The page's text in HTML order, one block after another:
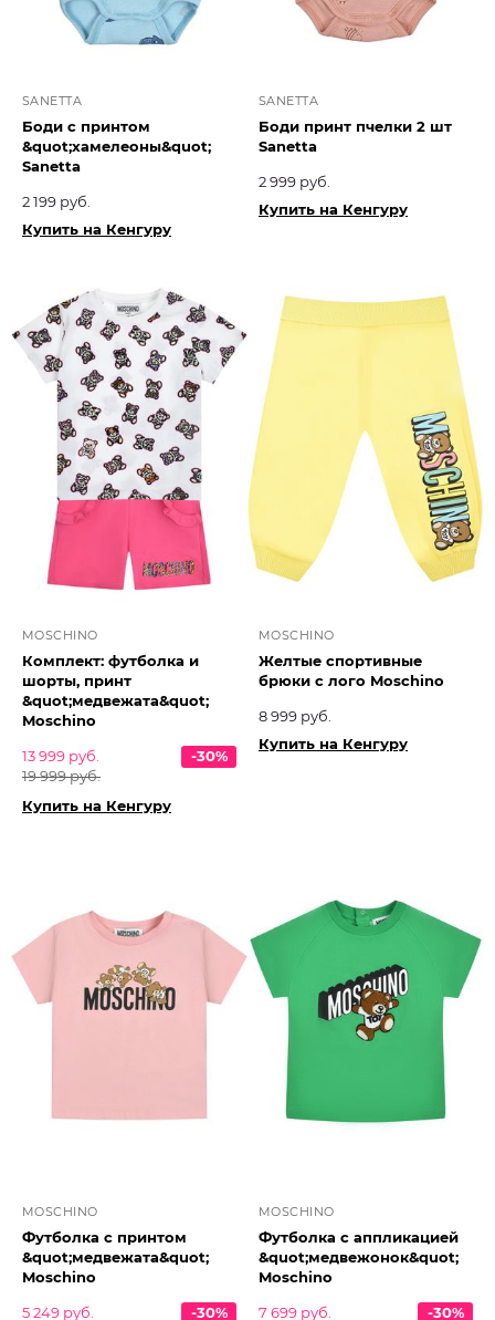
SANETTA
Боди с принтом
&quot;хамелеоны&quot;
Sanetta
2 199 руб.
Купить на Кенгуру
SANETTA
Боди принт пчелки 2 шт
Sanetta
2 999 руб.
Купить на Кенгуру
MOSCHINO
Комплект: футболка и
шорты, принт
&quot;медвежата&quot;
Moschino
13 999 руб.
19 999 руб.
-30%
Купить на Кенгуру
MOSCHINO
Желтые спортивные
брюки с лого Moschino
8 999 руб.
Купить на Кенгуру
MOSCHINO
Футболка c принтом
&quot;медвежата&quot;
Moschino
5 249 руб.
-30%
MOSCHINO
Футболка с аппликацией
&quot;медвежонок&quot;
Moschino
7 699 руб.
-30%